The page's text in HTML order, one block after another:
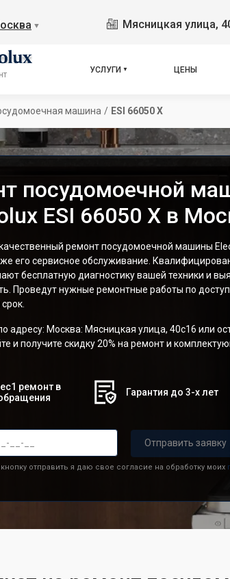
▼ Мясницкая улица,
УСЛУГИ ЦЕНЫ
машина / ESI 66050 X
посудомоечной
ESI 66050 X в
ремонт посудомоечной машины
его сервисное обслуживание.
бесплатную диагностику вашей техники и
Проведут нужные ремонтные работы по
адресу: Москва: Мясницкая улица, 40с16 или
и получите скидку 20% на ремонт и
ремонт в
Гарантия до 3-х лет
Отправить заявку
отправить я даю свое согласие на обработку моих